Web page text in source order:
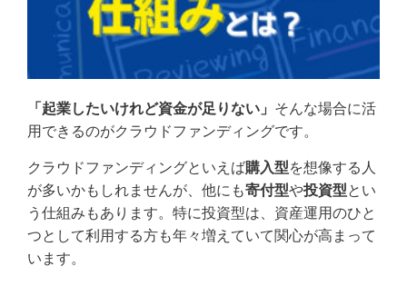
「起業したいけれど資金が足りない」 そんな場合に活
用できるのがクラウドファンディングです。
クラウドファンディングといえば購入型を想像する人
が多いかもしれませんが、他にも寄付型や投資型とい
う仕組みもあります。特に投資型は、資産運用のひと
つとして利用する方も年々増えていて関心が高まって
います。